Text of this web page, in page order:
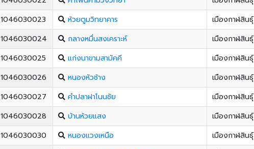
1046030023
ห้วยตูมวิทยาคาร เมืองกาฬสินธุ์
1046030024
กลางหมื่นสงเคราะห์ เมืองกาฬสินธุ์
1046030025
แก่งนาขามสามัคคี เมืองกาฬสินธุ์
1046030026
หนองหัวช้าง เมืองกาฬสินธุ์
1046030027
คำปลาฝาโนนชัย เมืองกาฬสินธุ์
1046030028
บ้านห้วยแสง เมืองกาฬสินธุ์
1046030030
หนองแวงเหนือ เมืองกาฬสินธุ์